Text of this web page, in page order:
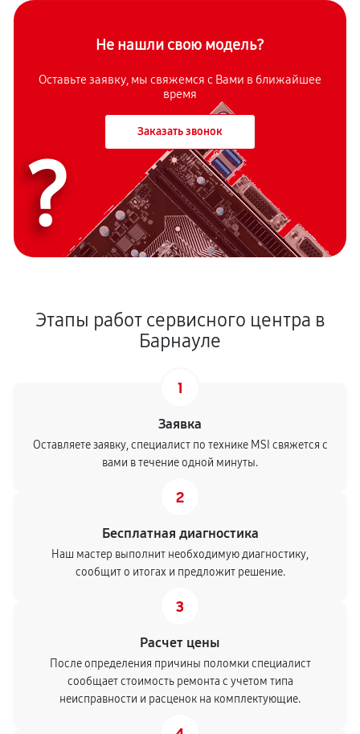
Не нашли свою модель?
Оставьте заявку, мы свяжемся с Вами в ближайшее
время
Заказать звонок
?
Этапы работ сервисного центра в
Барнауле
1
Заявка
Оставляете заявку, специалист по технике MSI свяжется с
вами в течение одной минуты.
2
Бесплатная диагностика
Наш мастер выполнит необходимую диагностику,
сообщит о итогах и предложит решение.
3
Расчет цены
После определения причины поломки специалист
сообщает стоимость ремонта с учетом типа
неисправности и расценок на комплектующие.